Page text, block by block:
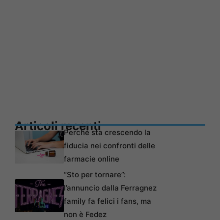
Articoli recentiPerché sta crescendo la
fiducia nei confronti delle
farmacie online
“Sto per tornare”:
l’annuncio dalla Ferragnez
family fa felici i fans, ma
non è Fedez